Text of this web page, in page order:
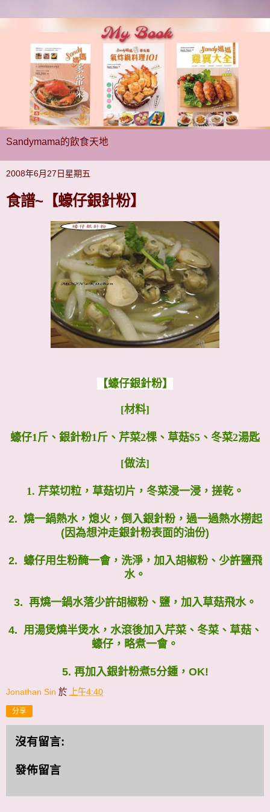
Sandymama的飲食天地
2008年6月27日星期五
食譜~【蠔仔銀針粉】
【蠔仔銀針粉】
[材料]
蠔仔1斤、銀針粉1斤、芹菜2棵、草菇$5、冬菜2湯匙
[做法]
1. 芹菜切粒，草菇切片，冬菜浸一浸，搓乾。
2. 燒一鍋熱水，熄火，倒入銀針粉，過一過熱水撈起
(因為想沖走銀針粉表面的油份)
2. 蠔仔用生粉醃一會，洗淨，加入胡椒粉、少許鹽飛
水。
3. 再燒一鍋水落少許胡椒粉、鹽，加入草菇飛水。
4. 用湯煲燒半煲水，水滾後加入芹菜、冬菜、草菇、
蠔仔，略煮一會。
5. 再加入銀針粉煮5分鍾，OK!
Jonathan Sin 於 上午4:40
分享
沒有留言:
發佈留言